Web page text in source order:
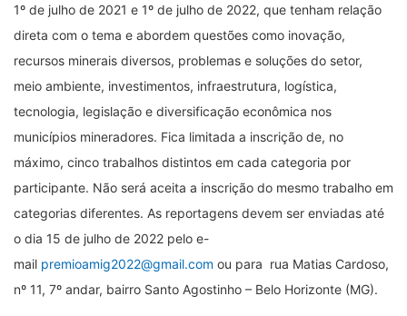
1º de julho de 2021 e 1º de julho de 2022, que tenham relação
direta com o tema e abordem questões como inovação,
recursos minerais diversos, problemas e soluções do setor,
meio ambiente, investimentos, infraestrutura, logística,
tecnologia, legislação e diversificação econômica nos
municípios mineradores. Fica limitada a inscrição de, no
máximo, cinco trabalhos distintos em cada categoria por
participante. Não será aceita a inscrição do mesmo trabalho em
categorias diferentes. As reportagens devem ser enviadas até
o dia 15 de julho de 2022 pelo e-
mail premioamig2022@gmail.com ou para rua Matias Cardoso,
nº 11, 7º andar, bairro Santo Agostinho – Belo Horizonte (MG).